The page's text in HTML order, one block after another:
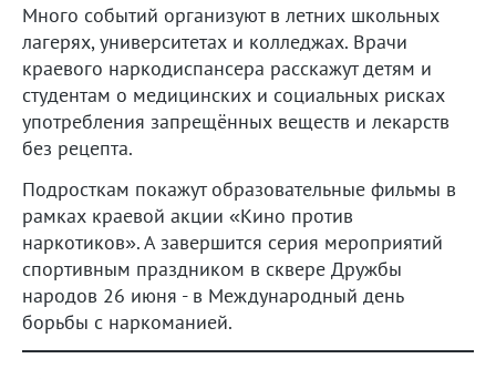
Много событий организуют в летних школьных
лагерях, университетах и колледжах. Врачи
краевого наркодиспансера расскажут детям и
студентам о медицинских и социальных рисках
употребления запрещённых веществ и лекарств
без рецепта.
Подросткам покажут образовательные фильмы в
рамках краевой акции «Кино против
наркотиков». А завершится серия мероприятий
спортивным праздником в сквере Дружбы
народов 26 июня - в Международный день
борьбы с наркоманией.